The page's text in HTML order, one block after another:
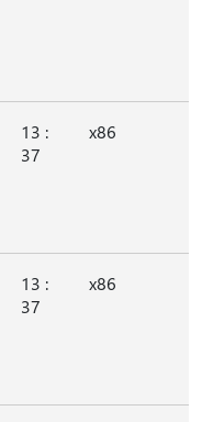
13 :
37
x86
13 :
37
x86